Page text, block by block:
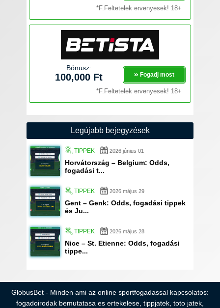
*F.Feltetelek ervenyesek! 18+
Bónusz:
100,000 Ft Fogadj most
*F.Feltetelek ervenyesek! 18+
Legújabb bejegyzések
TIPPEK 2026 június 01
Horvátország – Belgium: Odds,
fogadási t...
TIPPEK 2026 május 29
Gent – Genk: Odds, fogadási tippek
és Ju...
TIPPEK 2026 május 28
Nice – St. Etienne: Odds, fogadási
tippe...
GlobusBet - Minden ami az online sportfogadassal kapcsolatos:
fogadoirodak bemutatasa es ertekelese, tippjatek, toto jatek,